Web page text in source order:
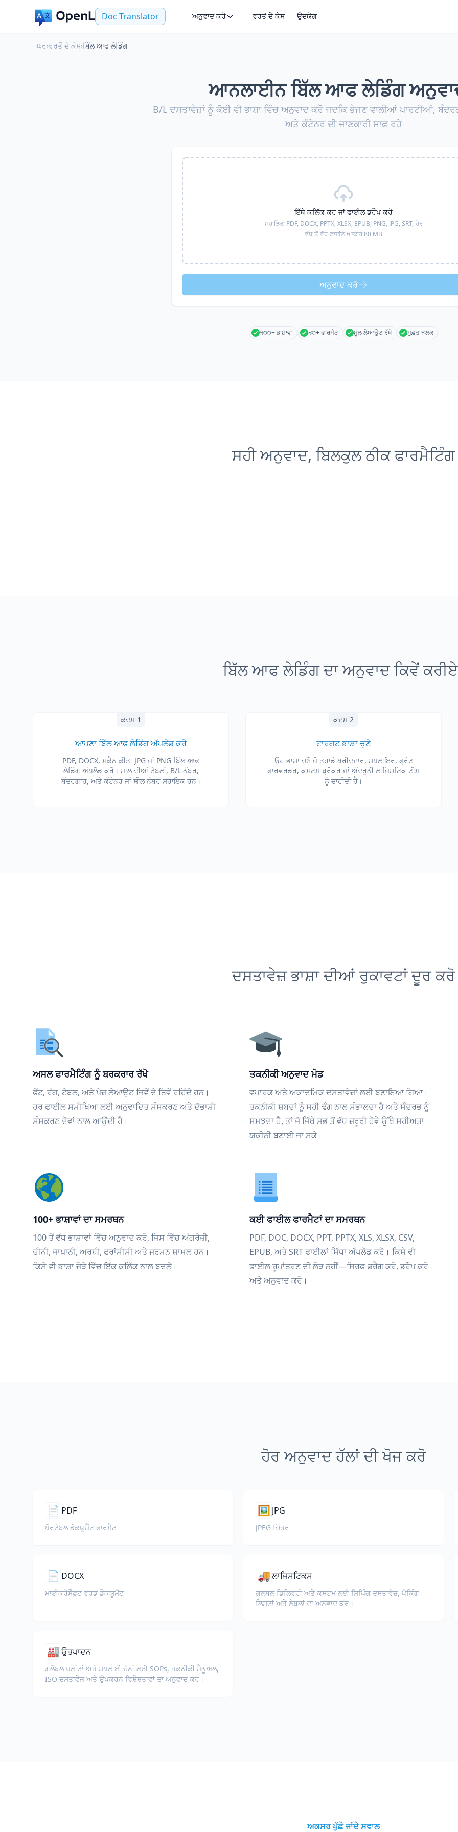
Doc Translator ਅਨੁਵਾਦ ਕਰੋ ਵਰਤੋਂ ਦੇ ਕੇਸ ਉਦਯੋਗ
ਘਰ›ਵਰਤੋਂ ਦੇ ਕੇਸ›ਬਿੱਲ ਆਫ ਲੇਡਿੰਗ
ਆਨਲਾਈਨ ਬਿੱਲ ਆਫ ਲੇਡਿੰਗ
B/L ਦਸਤਾਵੇਜ਼ਾਂ ਨੂੰ ਕੋਈ ਵੀ ਭਾਸ਼ਾ ਵਿੱਚ ਅਨੁਵਾਦ ਕਰੋ ਜਦਕਿ ਭੇਜਣ ਵਾਲੀਆਂ ਪਾਰਟੀਆਂ,
ਅਤੇ ਕੰਟੇਨਰ ਦੀ ਜਾਣਕਾਰੀ ਸਾਫ਼ ਰਹੇ
ਇੱਥੇ ਕਲਿੱਕ ਕਰੋ ਜਾਂ ਫਾਈਲ ਡਰੌਪ ਕਰੋ
ਸਹਾਇਕ: PDF, DOCX, PPTX, XLSX, EPUB, PNG, JPG, SRT, ਹੋਰ
ਵੱਧ ਤੋਂ ਵੱਧ ਫਾਈਲ ਆਕਾਰ 80 MB
ਅਨੁਵਾਦ ਕਰੋ
੧੦੦+ ਭਾਸ਼ਾਵਾਂ ੩੦+ ਫਾਰਮੈਟ ਮੂਲ ਲੇਆਉਟ ਰੱਖੋ ਮੁਫ਼ਤ ਝਲਕ
ਸਹੀ ਅਨੁਵਾਦ, ਬਿਲਕੁਲ ਠੀਕ ਫਾਰਮੈਟਿੰਗ
ਬਿੱਲ ਆਫ ਲੇਡਿੰਗ ਦਾ ਅਨੁਵਾਦ ਕਿਵੇਂ
ਕਦਮ 1
ਆਪਣਾ ਬਿੱਲ ਆਫ ਲੇਡਿੰਗ ਅੱਪਲੋਡ ਕਰੋ
PDF, DOCX, ਸਕੈਨ ਕੀਤਾ JPG ਜਾਂ PNG ਬਿੱਲ ਆਫ
ਲੇਡਿੰਗ ਅੱਪਲੋਡ ਕਰੋ। ਮਾਲ ਦੀਆਂ ਟੇਬਲਾਂ, B/L ਨੰਬਰ,
ਬੰਦਰਗਾਹ, ਅਤੇ ਕੰਟੇਨਰ ਜਾਂ ਸੀਲ ਨੰਬਰ ਸਹਾਇਕ ਹਨ।
ਕਦਮ 2
ਟਾਰਗਟ ਭਾਸ਼ਾ ਚੁਣੋ
ਉਹ ਭਾਸ਼ਾ ਚੁਣੋ ਜੋ ਤੁਹਾਡੇ ਖਰੀਦਦਾਰ, ਸਪਲਾਇਰ, ਫ੍ਰੇਟ
ਫਾਰਵਰਡਰ, ਕਸਟਮ ਬ੍ਰੋਕਰ ਜਾਂ ਅੰਦਰੂਨੀ ਲਾਜਿਸਟਿਕ ਟੀਮ
ਨੂੰ ਚਾਹੀਦੀ ਹੈ।
ਦਸਤਾਵੇਜ਼ ਭਾਸ਼ਾ ਦੀਆਂ ਰੁਕਾਵਟਾਂ ਦੂਰ ਕਰੋ
ਅਸਲ ਫਾਰਮੈਟਿੰਗ ਨੂੰ ਬਰਕਰਾਰ ਰੱਖੋ
ਫੋਂਟ, ਰੰਗ, ਟੇਬਲ, ਅਤੇ ਪੇਜ਼ ਲੇਆਉਟ ਜਿਵੇਂ ਦੇ ਤਿਵੇਂ ਰਹਿੰਦੇ ਹਨ।
ਹਰ ਫਾਈਲ ਸਮੀਖਿਆ ਲਈ ਅਨੁਵਾਦਿਤ ਸੰਸਕਰਣ ਅਤੇ ਦੋਭਾਸ਼ੀ
ਸੰਸਕਰਣ ਦੋਵਾਂ ਨਾਲ ਆਉਂਦੀ ਹੈ।
ਤਕਨੀਕੀ ਅਨੁਵਾਦ ਮੋਡ
ਵਪਾਰਕ ਅਤੇ ਅਕਾਦਮਿਕ ਦਸਤਾਵੇਜ਼ਾਂ ਲਈ ਬਣਾਇਆ ਗਿਆ।
ਤਕਨੀਕੀ ਸ਼ਬਦਾਂ ਨੂੰ ਸਹੀ ਢੰਗ ਨਾਲ ਸੰਭਾਲਦਾ ਹੈ ਅਤੇ ਸੰਦਰਭ ਨੂੰ
ਸਮਝਦਾ ਹੈ, ਤਾਂ ਜੋ ਜਿੱਥੇ ਸਭ ਤੋਂ ਵੱਧ ਜ਼ਰੂਰੀ ਹੋਵੇ ਉੱਥੇ ਸਹੀਅਤਾ
ਯਕੀਨੀ ਬਣਾਈ ਜਾ ਸਕੇ।
100+ ਭਾਸ਼ਾਵਾਂ ਦਾ ਸਮਰਥਨ
100 ਤੋਂ ਵੱਧ ਭਾਸ਼ਾਵਾਂ ਵਿੱਚ ਅਨੁਵਾਦ ਕਰੋ, ਜਿਸ ਵਿੱਚ ਅੰਗਰੇਜ਼ੀ,
ਚੀਨੀ, ਜਾਪਾਨੀ, ਅਰਬੀ, ਫਰਾਂਸੀਸੀ ਅਤੇ ਜਰਮਨ ਸ਼ਾਮਲ ਹਨ।
ਕਿਸੇ ਵੀ ਭਾਸ਼ਾ ਜੋੜੇ ਵਿੱਚ ਇੱਕ ਕਲਿੱਕ ਨਾਲ ਬਦਲੋ।
ਕਈ ਫਾਈਲ ਫਾਰਮੈਟਾਂ ਦਾ ਸਮਰਥਨ
PDF, DOC, DOCX, PPT, PPTX, XLS, XLSX, CSV,
EPUB, ਅਤੇ SRT ਫਾਈਲਾਂ ਸਿੱਧਾ ਅੱਪਲੋਡ ਕਰੋ। ਕਿਸੇ ਵੀ
ਫਾਈਲ ਰੂਪਾਂਤਰਣ ਦੀ ਲੋੜ ਨਹੀਂ—ਸਿਰਫ਼ ਡਰੈਗ ਕਰੋ, ਡਰੌਪ ਕਰੋ
ਅਤੇ ਅਨੁਵਾਦ ਕਰੋ।
ਹੋਰ ਅਨੁਵਾਦ ਹੱਲਾਂ ਦੀ ਖੋਜ ਕਰੋ
📄 PDF
ਪੋਰਟੇਬਲ ਡੌਕਯੂਮੈਂਟ ਫਾਰਮੈਟ
🖼️ JPG
JPEG ਚਿੱਤਰ
📄 DOCX
ਮਾਈਕਰੋਸੌਫਟ ਵਰਡ ਡੌਕਯੂਮੈਂਟ
🚚ਲਾਜਿਸਟਿਕਸ
ਗਲੋਬਲ ਡਿਲਿਵਰੀ ਅਤੇ ਕਸਟਮ ਲਈ ਸ਼ਿਪਿੰਗ ਦਸਤਾਵੇਜ਼, ਪੈਕਿੰਗ
ਲਿਸਟਾਂ ਅਤੇ ਲੇਬਲਾਂ ਦਾ ਅਨੁਵਾਦ ਕਰੋ।
🏭ਉਤਪਾਦਨ
ਗਲੋਬਲ ਪਲਾਂਟਾਂ ਅਤੇ ਸਪਲਾਈ ਚੇਨਾਂ ਲਈ SOPs, ਤਕਨੀਕੀ ਮੈਨੂਅਲ,
ISO ਦਸਤਾਵੇਜ਼ ਅਤੇ ਉਪਕਰਨ ਵਿਸ਼ੇਸ਼ਤਾਵਾਂ ਦਾ ਅਨੁਵਾਦ ਕਰੋ।
ਅਕਸਰ ਪੁੱਛੇ ਜਾਂਦੇ ਸਵਾਲ